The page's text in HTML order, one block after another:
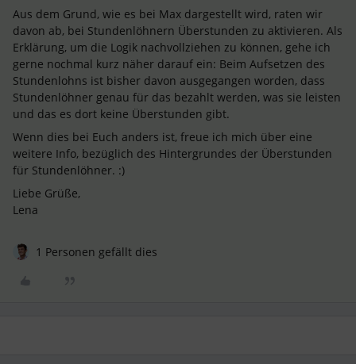
Aus dem Grund, wie es bei Max dargestellt wird, raten wir
davon ab, bei Stundenlöhnern Überstunden zu aktivieren. Als
Erklärung, um die Logik nachvollziehen zu können, gehe ich
gerne nochmal kurz näher darauf ein: Beim Aufsetzen des
Stundenlohns ist bisher davon ausgegangen worden, dass
Stundenlöhner genau für das bezahlt werden, was sie leisten
und das es dort keine Überstunden gibt.
Wenn dies bei Euch anders ist, freue ich mich über eine
weitere Info, bezüglich des Hintergrundes der Überstunden
für Stundenlöhner. :)
Liebe Grüße,
Lena
1 Personen gefällt dies